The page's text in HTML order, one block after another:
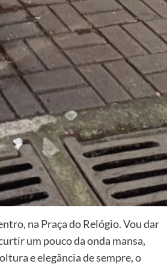
na Praça do Relógio. Vou dar
um pouco da onda mansa,
e elegância de sempre, o